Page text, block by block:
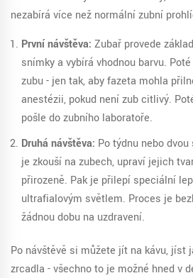
nezabírá více než normální zubní
První návštěva: Zubař provede
snímky a vybírá vhodnou barvu.
zubu - jen tak, aby fazeta mohla
anestézii, pokud není zub citlivý.
pošle do zubního laboratoře.
Druhá návštěva: Po týdnu nebo
je zkouší na zubech, upraví jejich
přirozeně. Pak je přilepí speciální
ultrafialovým světlem. Proces je
žádnou dobu na uzdravení.
Po návštěvě si můžete jít na kávu, jíst
zrcadla - všechno to je možné hned v